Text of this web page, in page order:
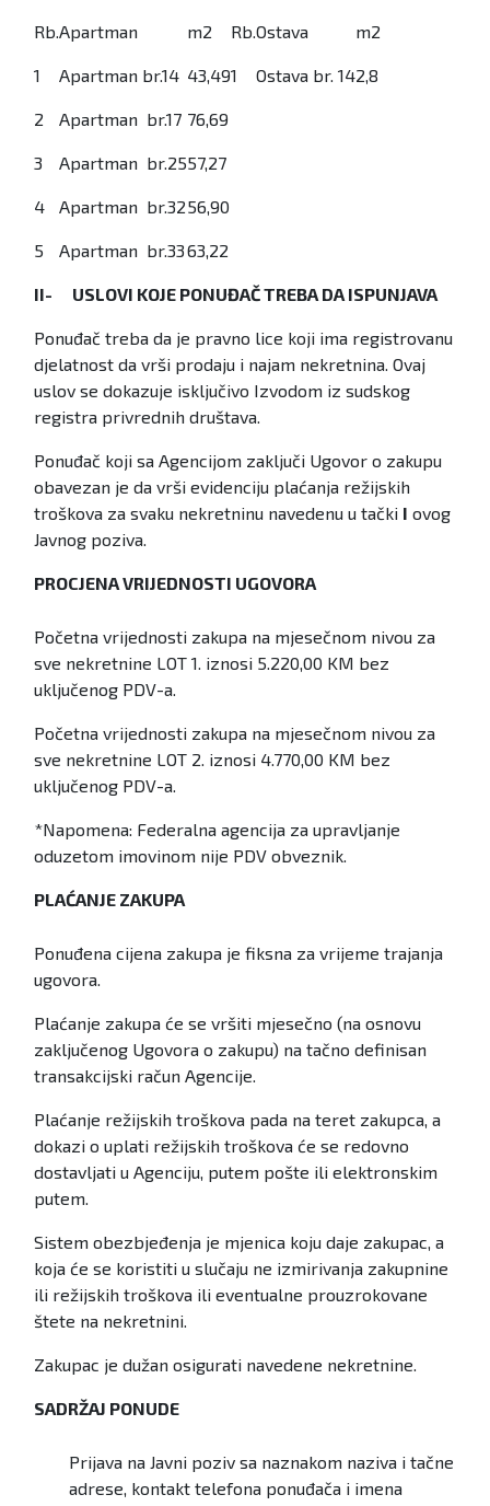
Rb.Apartman m2 Rb.Ostava m2
1 Apartman br.14 43,491 Ostava br. 142,8
2 Apartman br.17 76,69
3 Apartman br.2557,27
4 Apartman br.3256,90
5 Apartman br.3363,22
II- USLOVI KOJE PONUĐAČ TREBA DA ISPUNJAVA
Ponuđač treba da je pravno lice koji ima registrovanu
djelatnost da vrši prodaju i najam nekretnina. Ovaj
uslov se dokazuje isključivo Izvodom iz sudskog
registra privrednih društava.
Ponuđač koji sa Agencijom zaključi Ugovor o zakupu
obavezan je da vrši evidenciju plaćanja režijskih
troškova za svaku nekretninu navedenu u tački I ovog
Javnog poziva.
PROCJENA VRIJEDNOSTI UGOVORA
Početna vrijednosti zakupa na mjesečnom nivou za
sve nekretnine LOT 1. iznosi 5.220,00 KM bez
uključenog PDV-a.
Početna vrijednosti zakupa na mjesečnom nivou za
sve nekretnine LOT 2. iznosi 4.770,00 KM bez
uključenog PDV-a.
*Napomena: Federalna agencija za upravljanje
oduzetom imovinom nije PDV obveznik.
PLAĆANJE ZAKUPA
Ponuđena cijena zakupa je fiksna za vrijeme trajanja
ugovora.
Plaćanje zakupa će se vršiti mjesečno (na osnovu
zaključenog Ugovora o zakupu) na tačno definisan
transakcijski račun Agencije.
Plaćanje režijskih troškova pada na teret zakupca, a
dokazi o uplati režijskih troškova će se redovno
dostavljati u Agenciju, putem pošte ili elektronskim
putem.
Sistem obezbjeđenja je mjenica koju daje zakupac, a
koja će se koristiti u slučaju ne izmirivanja zakupnine
ili režijskih troškova ili eventualne prouzrokovane
štete na nekretnini.
Zakupac je dužan osigurati navedene nekretnine.
SADRŽAJ PONUDE
Prijava na Javni poziv sa naznakom naziva i tačne
adrese, kontakt telefona ponuđača i imena